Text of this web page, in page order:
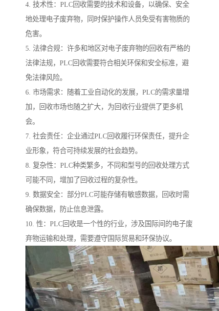
4. 技术性：PLC回收需要的技术和设备，以确保、安全
地处理电子废弃物，同时保护操作人员免受有害物质的
危害。
5. 法律合规：许多和地区对电子废弃物的回收有严格的
法律法规，PLC回收需要符合相关环保和安全标准，避
免法律风险。
6. 市场需求：随着工业自动化的发展，PLC的需求量增
加，回收市场也随之扩大，为回收行业提供了更多机
会。
7. 社会责任：企业通过PLC回收履行环保责任，提升企
业形象，符合可持续发展的社会趋势。
8. 复杂性：PLC种类繁多，不同和型号的回收处理方式
可能不同，增加了回收过程的复杂性。
9. 数据安全：部分PLC可能存储有敏感数据，回收时需
确保数据，防止信息泄露。
10. 性：PLC回收是一个性的行业，涉及国际间的电子废
弃物运输和处理，需要遵守国际贸易和环保协议。